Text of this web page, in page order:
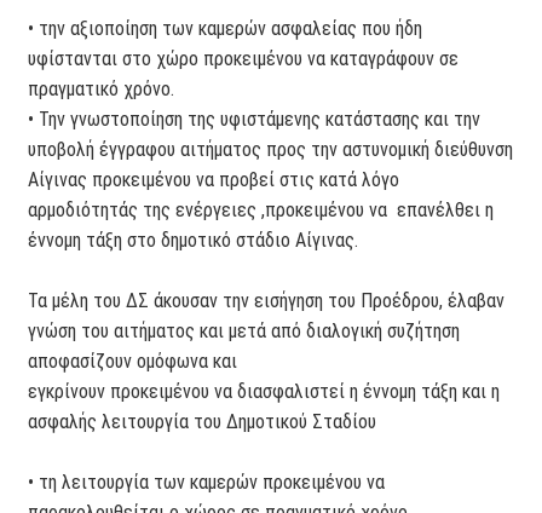
• την αξιοποίηση των καμερών ασφαλείας που ήδη
υφίστανται στο χώρο προκειμένου να καταγράφουν σε
πραγματικό χρόνο.
• Την γνωστοποίηση της υφιστάμενης κατάστασης και την
υποβολή έγγραφου αιτήματος προς την αστυνομική διεύθυνση
Αίγινας προκειμένου να προβεί στις κατά λόγο
αρμοδιότητάς της ενέργειες ,προκειμένου να επανέλθει η
έννομη τάξη στο δημοτικό στάδιο Αίγινας.
Τα μέλη του ΔΣ άκουσαν την εισήγηση του Προέδρου, έλαβαν
γνώση του αιτήματος και μετά από διαλογική συζήτηση
αποφασίζουν ομόφωνα και
εγκρίνουν προκειμένου να διασφαλιστεί η έννομη τάξη και η
ασφαλής λειτουργία του Δημοτικού Σταδίου
• τη λειτουργία των καμερών προκειμένου να